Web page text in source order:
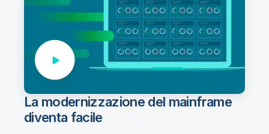
La modernizzazione del mainframe
diventa facile